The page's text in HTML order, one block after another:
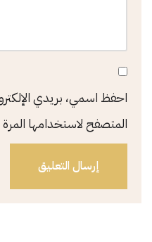
احفظ اسمي، بريدي
المتصفح لاستخدامها المرة